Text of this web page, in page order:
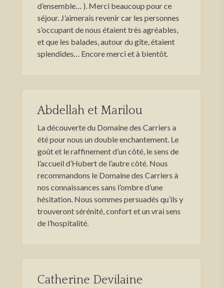
d’ensemble… ). Merci beaucoup pour ce
séjour. J’aimerais revenir car les personnes
s’occupant de nous étaient très agréables,
et que les balades, autour du gîte, étaient
splendides… Encore merci et à bientôt.
Abdellah et Marilou
La découverte du Domaine des Carriers a
été pour nous un double enchantement. Le
goût et le raffinement d’un côté, le sens de
l’accueil d’Hubert de l’autre côté. Nous
recommandons le Domaine des Carriers à
nos connaissances sans l’ombre d’une
hésitation. Nous sommes persuadés qu’ils y
trouveront sérénité, confort et un vrai sens
de l’hospitalité.
Catherine Devilaine